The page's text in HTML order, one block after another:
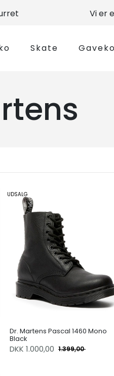
Vi er
Skate
UDSALG
Dr. Martens Pascal 1460 Mono
Black
DKK 1.000,00 1.399,00